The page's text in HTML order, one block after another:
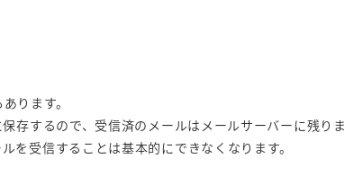
ります。
存するので、受信済のメールはメールサーバーに残りま
を受信することは基本的にできなくなります。